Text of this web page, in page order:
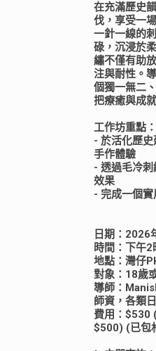
在充滿歷史
伐，享受一
一針一線的
碌，沉浸於
繡不僅有助
注與耐性。
個獨一無二
把療癒與成
工作坊重點：
- 於活化歷
手作體驗
- 透過毛冷
效果
- 完成一個
日期：2026
時間：下午2
地點：灣仔
對象：18歲
導師：
師資，各類
費用：$530
$500) (已包